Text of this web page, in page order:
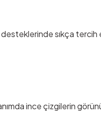
sıkça tercih
ince çizgilerin